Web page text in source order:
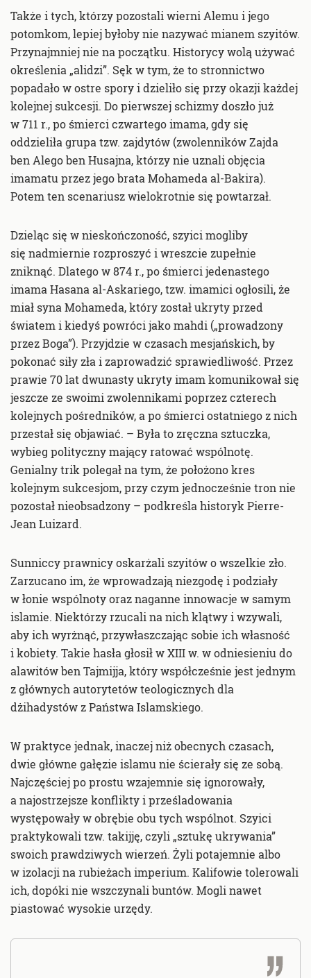
Także i tych, którzy pozostali wierni Alemu i jego
potomkom, lepiej byłoby nie nazywać mianem szyitów.
Przynajmniej nie na początku. Historycy wolą używać
określenia „alidzi”. Sęk w tym, że to stronnictwo
popadało w ostre spory i dzieliło się przy okazji każdej
kolejnej sukcesji. Do pierwszej schizmy doszło już
w 711 r., po śmierci czwartego imama, gdy się
oddzieliła grupa tzw. zajdytów (zwolenników Zajda
ben Alego ben Husajna, którzy nie uznali objęcia
imamatu przez jego brata Mohameda al-Bakira).
Potem ten scenariusz wielokrotnie się powtarzał.
Dzieląc się w nieskończoność, szyici mogliby
się nadmiernie rozproszyć i wreszcie zupełnie
zniknąć. Dlatego w 874 r., po śmierci jedenastego
imama Hasana al-Askariego, tzw. imamici ogłosili, że
miał syna Mohameda, który został ukryty przed
światem i kiedyś powróci jako mahdi („prowadzony
przez Boga”). Przyjdzie w czasach mesjańskich, by
pokonać siły zła i zaprowadzić sprawiedliwość. Przez
prawie 70 lat dwunasty ukryty imam komunikował się
jeszcze ze swoimi zwolennikami poprzez czterech
kolejnych pośredników, a po śmierci ostatniego z nich
przestał się objawiać. – Była to zręczna sztuczka,
wybieg polityczny mający ratować wspólnotę.
Genialny trik polegał na tym, że położono kres
kolejnym sukcesjom, przy czym jednocześnie tron nie
pozostał nieobsadzony – podkreśla historyk Pierre-
Jean Luizard.
Sunniccy prawnicy oskarżali szyitów o wszelkie zło.
Zarzucano im, że wprowadzają niezgodę i podziały
w łonie wspólnoty oraz naganne innowacje w samym
islamie. Niektórzy rzucali na nich klątwy i wzywali,
aby ich wyrżnąć, przywłaszczając sobie ich własność
i kobiety. Takie hasła głosił w XIII w. w odniesieniu do
alawitów ben Tajmijja, który współcześnie jest jednym
z głównych autorytetów teologicznych dla
dżihadystów z Państwa Islamskiego.
W praktyce jednak, inaczej niż obecnych czasach,
dwie główne gałęzie islamu nie ścierały się ze sobą.
Najczęściej po prostu wzajemnie się ignorowały,
a najostrzejsze konflikty i prześladowania
występowały w obrębie obu tych wspólnot. Szyici
praktykowali tzw. takijję, czyli „sztukę ukrywania”
swoich prawdziwych wierzeń. Żyli potajemnie albo
w izolacji na rubieżach imperium. Kalifowie tolerowali
ich, dopóki nie wszczynali buntów. Mogli nawet
piastować wysokie urzędy.